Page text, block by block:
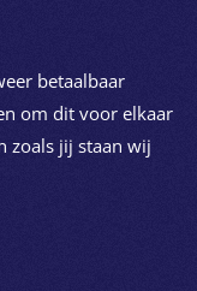
betaalbaar
om dit voor elkaar
zoals jij staan wij